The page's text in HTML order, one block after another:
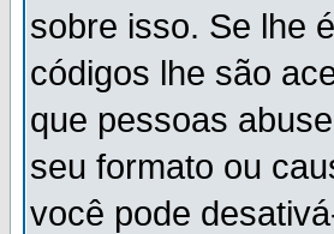
sobre isso. Se lhe
códigos lhe são
que pessoas
seu formato ou
você pode